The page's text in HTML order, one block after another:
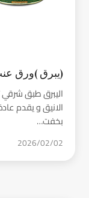
(يبرق )ورق
اليبرق طبق شرقي
الانيق و يقدم
بخفت…
2026/02/02